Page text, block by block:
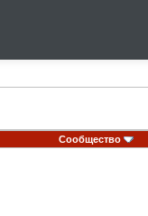
Сообщество